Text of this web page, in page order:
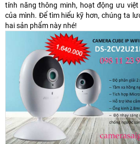
tính năng thông minh, hoạt động ưu
của mình. Để tìm hiểu kỹ hơn, chúng ta
hai sản phẩm này nhé!